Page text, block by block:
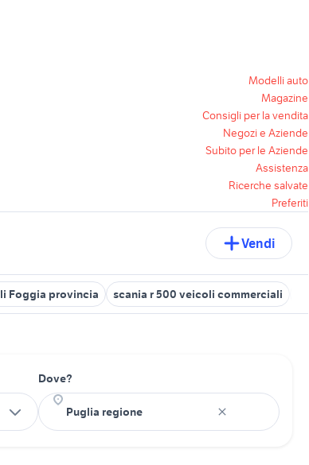
Modelli auto
Magazine
Consigli per la vendita
Negozi e Aziende
Subito per le Aziende
Assistenza
Ricerche salvate
Preferiti
Vendi
Foggia provincia scania r 500 veicoli commerciali
Dove?